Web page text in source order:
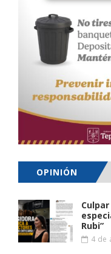
OPINIÓN
Rubi”
4 de